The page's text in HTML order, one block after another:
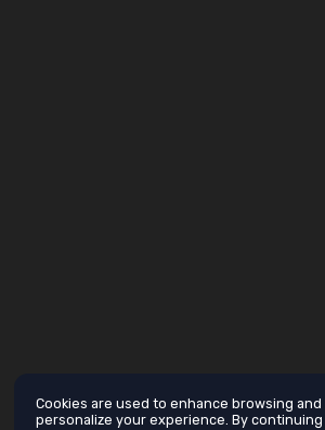
Cookies are used to enhance browsing and
personalize your experience. By continuing